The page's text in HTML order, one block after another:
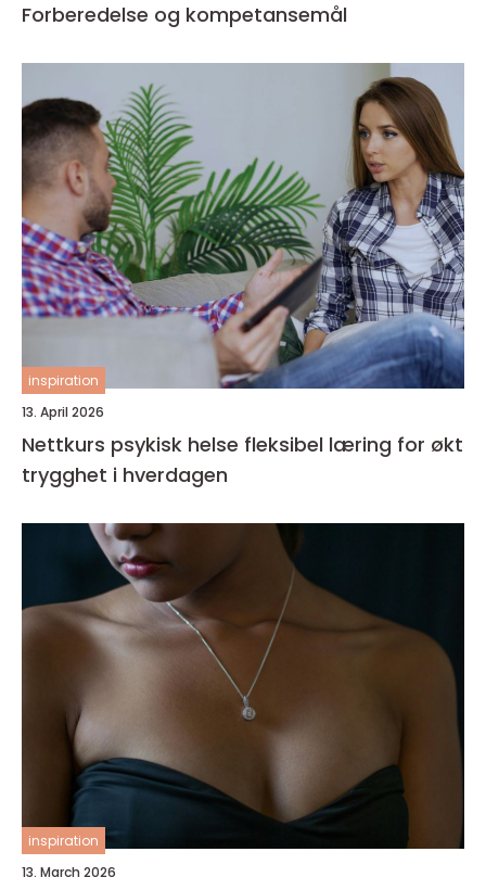
Forberedelse og kompetansemål
inspiration
13. April 2026
Nettkurs psykisk helse fleksibel læring for økt
trygghet i hverdagen
inspiration
13. March 2026